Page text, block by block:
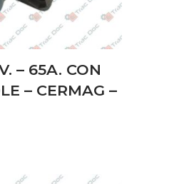
– 65A. CON
– CERMAG –